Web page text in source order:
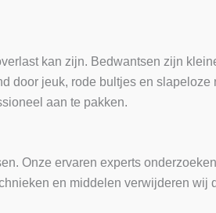
kan zijn. Bedwantsen zijn
door jeuk, rode bultjes en slapeloze
aan te pakken.
Onze ervaren experts
en middelen verwijderen